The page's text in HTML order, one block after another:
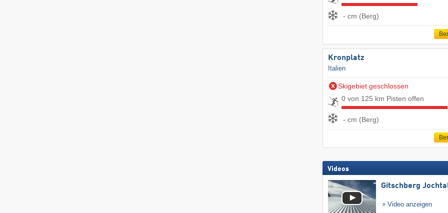
- cm (Berg)
Kronplatz
Italien
Skigebiet geschlossen
0 von 125 km Pisten offen
- cm (Berg)
Videos
Gitschberg
Video anzeigen